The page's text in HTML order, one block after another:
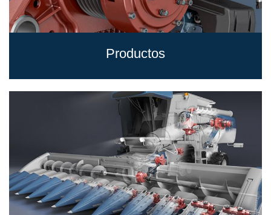
Intercambio térmico
Intercambiadores de calorProductos